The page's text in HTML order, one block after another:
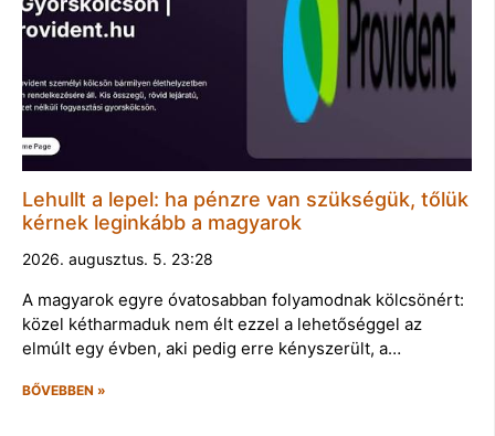
Lehullt a lepel: ha pénzre van szükségük, tőlük
kérnek leginkább a magyarok
2026. augusztus. 5. 23:28
A magyarok egyre óvatosabban folyamodnak kölcsönért:
közel kétharmaduk nem élt ezzel a lehetőséggel az
elmúlt egy évben, aki pedig erre kényszerült, a…
BŐVEBBEN »